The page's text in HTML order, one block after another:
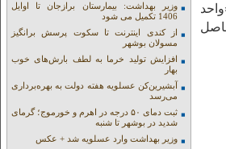
وزیر بهداشت: بیمارستان برازجان تا اوایل
1406 تکمیل می شود
از کندی اینترنت تا سکوت پرسش برانگیز
مسولان بوشهر
افزایش تولید خرما به لطف بارش‌های خوب
بهار
آبشیرین‌کن عسلویه هفته دولت به بهره‌برداری
می‌رسد
ثبت دمای ۵۰ درجه در اهرم و خورموج؛ گرمای
شدید در بوشهر تا شنبه
وزیر بهداشت وارد عسلویه شد + عکس